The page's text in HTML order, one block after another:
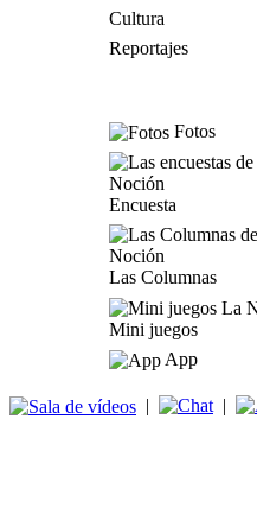
Cultura
Reportajes
Fotos
Encuesta
Las Columnas
Mini juegos
App
| |